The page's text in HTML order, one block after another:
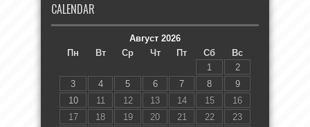
CALENDAR
Август 2026
Пн
Вт Ср Чт Пт Сб
Вс
1
2
3
4 5 6 7 8
9
10
11 12 13 14 15
16
17
18 19 20 21 22
23